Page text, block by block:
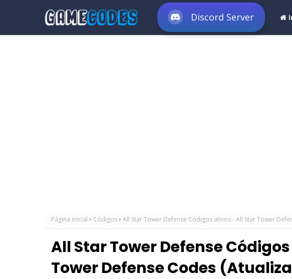
Discord Server
Página inicial Códigos All Star Tower Defense Códigos ativos - All Star Tower
All Star Tower Defense
Tower Defense Codes